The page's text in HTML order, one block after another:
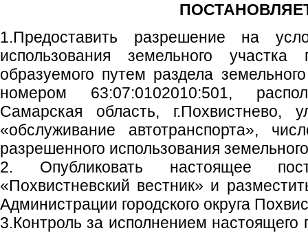
1.Предоставить разрешение на
использования земельного
образуемого путем раздела
номером 63:07:0102010:501,
Самарская область, г.Похвистнево,
«обслуживание автотранспорта»,
разрешенного использования
2. Опубликовать настоящее
«Похвистневский вестник» и
Администрации городского округа
3.Контроль за исполнением настоящего